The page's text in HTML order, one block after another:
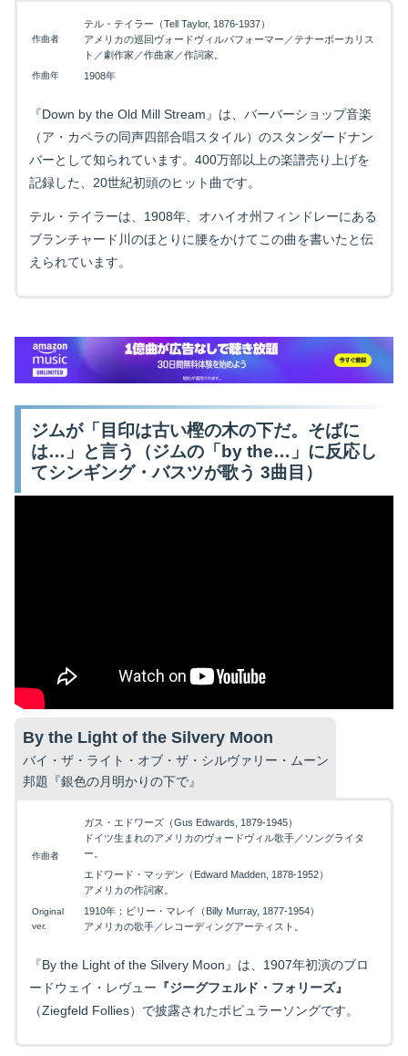
作曲者
テル・テイラー（Tell Taylor, 1876-1937）
アメリカの巡回ヴォードヴィルパフォーマー／テナーボーカリス
ト／劇作家／作曲家／作詞家。
作曲年 1908年
『Down by the Old Mill Stream』は、バーバーショップ音楽
（ア・カペラの同声四部合唱スタイル）のスタンダードナン
バーとして知られています。400万部以上の楽譜売り上げを
記録した、20世紀初頭のヒット曲です。
テル・テイラーは、1908年、オハイオ州フィンドレーにある
ブランチャード川のほとりに腰をかけてこの曲を書いたと伝
えられています。
ジムが「目印は古い樫の木の下だ。そばに
は…」と言う（ジムの「by the…」に反応し
てシンギング・バスツが歌う 3曲目）
By the Light of the Silvery Moon
バイ・ザ・ライト・オブ・ザ・シルヴァリー・ムーン
邦題『銀色の月明かりの下で』
作曲者
ガス・エドワーズ（Gus Edwards, 1879-1945）
ドイツ生まれのアメリカのヴォードヴィル歌手／ソングライタ
ー。
エドワード・マッデン（Edward Madden, 1878-1952）
アメリカの作詞家。
Original
ver.
1910年：ビリー・マレイ（Billy Murray, 1877-1954）
アメリカの歌手／レコーディングアーティスト。
『By the Light of the Silvery Moon』は、1907年初演のブロ
ードウェイ・レヴュー 『ジーグフェルド・フォリーズ』
（Ziegfeld Follies）で披露されたポピュラーソングです。